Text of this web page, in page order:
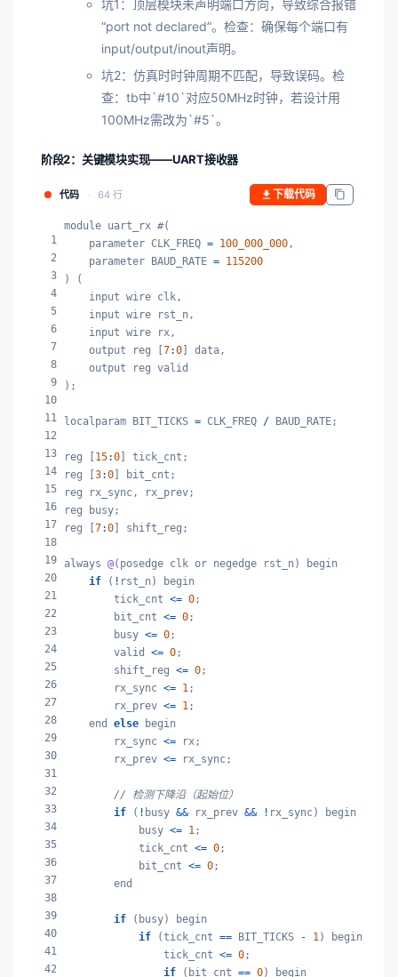
坑1：顶层模块未声明端口方向，导致综合报错
“port not declared”。检查：确保每个端口有
input/output/inout声明。
坑2：仿真时时钟周期不匹配，导致误码。检
查：tb中`#10`对应50MHz时钟，若设计用
100MHz需改为`#5`。
阶段2：关键模块实现——UART接收器
代码 64 行 下载代码
1
2
3
4
5
6
7
8
9
10
11
12
13
14
15
16
17
18
19
20
21
22
23
24
25
26
27
28
29
30
31
32
33
34
35
36
37
38
39
40
41
42
module uart_rx #(
    parameter CLK_FREQ
= 100_000_000,
    parameter BAUD_RATE
= 115200
) (
    input wire clk,
    input wire rst_n,
    input wire rx,
    output reg [
7:0] data,
    output reg valid
);
localparam BIT_TICKS = CLK_FREQ / BAUD_RATE;
reg [15:0] tick_cnt;
reg [3:0] bit_cnt;
reg rx_sync, rx_prev;
reg busy;
reg [7:0] shift_reg;
always @(posedge clk or negedge rst_n) begin
if ( ! rst_n) begin
        tick_cnt
<= 0;
        bit_cnt
<= 0;
        busy
<= 0;
        valid
<= 0;
        shift_reg
<= 0;
        rx_sync
<= 1;
        rx_prev
<= 1;
    end
else begin
        rx_sync
<= rx;
        rx_prev
<= rx_sync;
// 检测下降沿（起始位）
if ( ! busy && rx_prev && ! rx_sync) begin
            busy
<= 1;
            tick_cnt
<= 0;
            bit_cnt
<= 0;
        end
if (busy) begin
if (tick_cnt == BIT_TICKS - 1) begin
                tick_cnt
<= 0;
if (bit_cnt == 0) begin